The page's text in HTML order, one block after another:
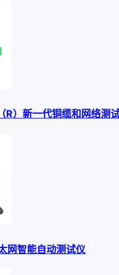
）新一代铜缆和网络测
网智能自动测试仪